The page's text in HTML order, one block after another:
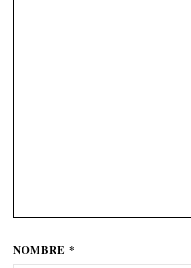
NOMBRE *